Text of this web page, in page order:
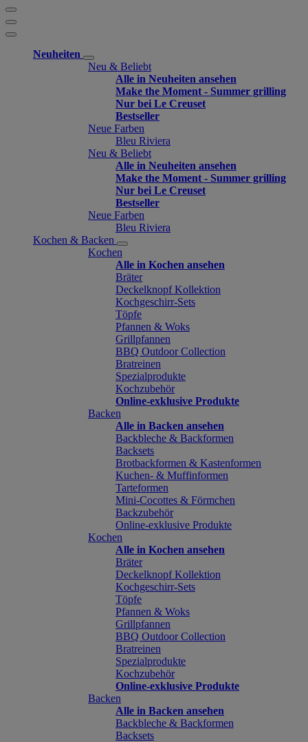
Neuheiten
Neu & Beliebt
Alle in Neuheiten ansehen
Make the Moment - Summer grilling
Nur bei Le Creuset
Bestseller
Neue Farben
Bleu Riviera
Neu & Beliebt
Alle in Neuheiten ansehen
Make the Moment - Summer grilling
Nur bei Le Creuset
Bestseller
Neue Farben
Bleu Riviera
Kochen & Backen
Kochen
Alle in Kochen ansehen
Bräter
Deckelknopf Kollektion
Kochgeschirr-Sets
Töpfe
Pfannen & Woks
Grillpfannen
BBQ Outdoor Collection
Bratreinen
Spezialprodukte
Kochzubehör
Online-exklusive Produkte
Backen
Alle in Backen ansehen
Backbleche & Backformen
Backsets
Brotbackformen & Kastenformen
Kuchen- & Muffinformen
Tarteformen
Mini-Cocottes & Förmchen
Backzubehör
Online-exklusive Produkte
Kochen
Alle in Kochen ansehen
Bräter
Deckelknopf Kollektion
Kochgeschirr-Sets
Töpfe
Pfannen & Woks
Grillpfannen
BBQ Outdoor Collection
Bratreinen
Spezialprodukte
Kochzubehör
Online-exklusive Produkte
Backen
Alle in Backen ansehen
Backbleche & Backformen
Backsets